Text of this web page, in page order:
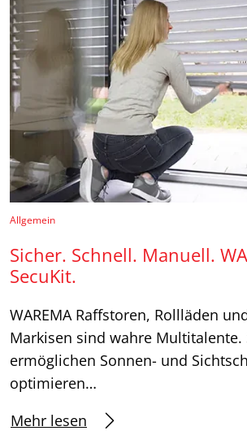
Allgemein
Sicher. Schnell. Manuell.
SecuKit.
WAREMA Raffstoren, Rollläden
Markisen sind wahre Multitalente.
ermöglichen Sonnen- und
optimieren…
Mehr lesen